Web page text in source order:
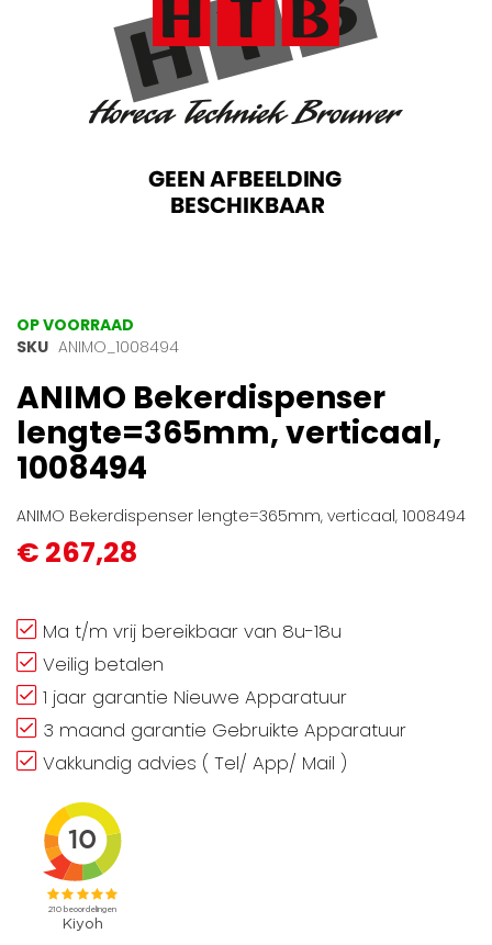
Ga
naar
begin
van
de
afbeeldingen-
gallerij
OP VOORRAAD
SKU ANIMO_1008494
ANIMO Bekerdispenser
lengte=365mm, verticaal,
1008494
ANIMO Bekerdispenser lengte=365mm, verticaal, 1008494
€ 267,28
Ma t/m vrij bereikbaar van 8u-18u
Veilig betalen
1 jaar garantie Nieuwe Apparatuur
3 maand garantie Gebruikte Apparatuur
Vakkundig advies ( Tel/ App/ Mail )